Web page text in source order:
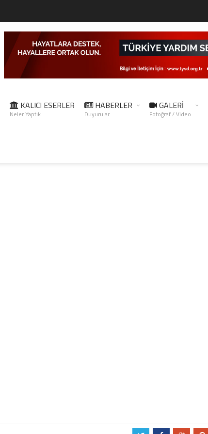
KALICI ESERLER
Neler Yaptık
HABERLER
Duyurular
GALERİ
Fotoğraf / Video